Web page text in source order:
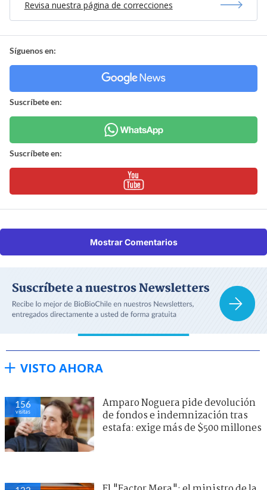
Revisa nuestra página de correcciones
Síguenos en:
Suscríbete en:
Suscríbete en:
Mostrar Comentarios
VISTO AHORA
156
visitas
Amparo Noguera pide devolución
de fondos e indemnización tras
estafa: exige más de $500 millones